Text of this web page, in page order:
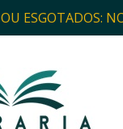
ESGOTADOS: